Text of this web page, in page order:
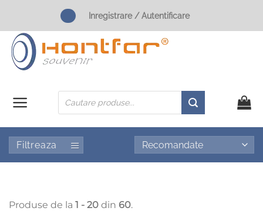
content
Inregistrare / Autentificare
Products
search
Filtreaza
Produse de la 1 - 20 din 60.